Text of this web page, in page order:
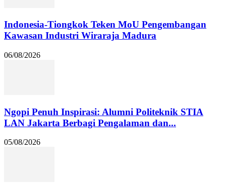
Indonesia-Tiongkok Teken MoU Pengembangan
Kawasan Industri Wiraraja Madura
06/08/2026
Ngopi Penuh Inspirasi: Alumni Politeknik STIA
LAN Jakarta Berbagi Pengalaman dan...
05/08/2026